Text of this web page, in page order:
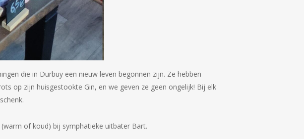
die in Durbuy een nieuw leven begonnen zijn. Ze hebben
op zijn huisgestookte Gin, en we geven ze geen ongelijk! Bij elk
of koud) bij symphatieke uitbater Bart.